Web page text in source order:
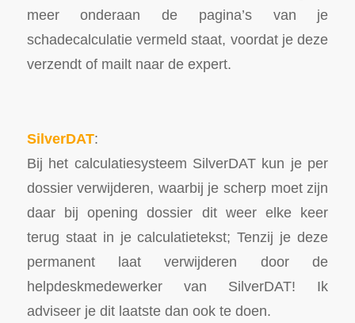
meer onderaan de pagina’s van je
schadecalculatie vermeld staat, voordat je deze
verzendt of mailt naar de expert.
SilverDAT:
Bij het calculatiesysteem SilverDAT kun je per
dossier verwijderen, waarbij je scherp moet zijn
daar bij opening dossier dit weer elke keer
terug staat in je calculatietekst; Tenzij je deze
permanent laat verwijderen door de
helpdeskmedewerker van SilverDAT! Ik
adviseer je dit laatste dan ook te doen.